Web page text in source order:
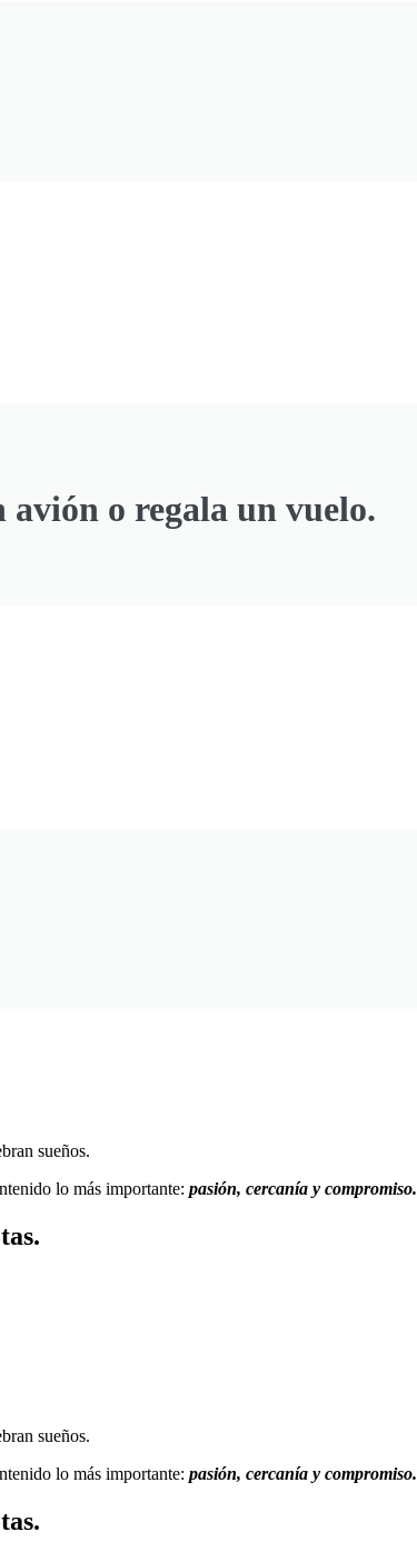
o regala un vuelo.
sueños.
lo más importante: pasión, cercanía y compromiso.
sueños.
lo más importante: pasión, cercanía y compromiso.